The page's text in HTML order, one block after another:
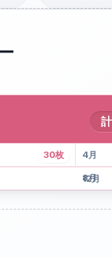
計
4月
6枚
8月
30枚
12月